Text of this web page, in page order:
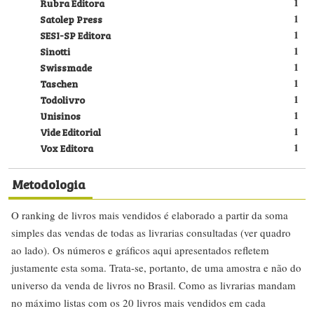
1
Satolep Press
1
SESI-SP Editora
1
Sinotti
1
Swissmade
1
Taschen
1
Todolivro
1
Unisinos
1
Vide Editorial
1
Vox Editora
Metodologia
O ranking de livros mais vendidos é elaborado a partir da soma
simples das vendas de todas as livrarias consultadas (ver quadro
ao lado). Os números e gráficos aqui apresentados refletem
justamente esta soma. Trata-se, portanto, de uma amostra e não do
universo da venda de livros no Brasil. Como as livrarias mandam
no máximo listas com os 20 livros mais vendidos em cada